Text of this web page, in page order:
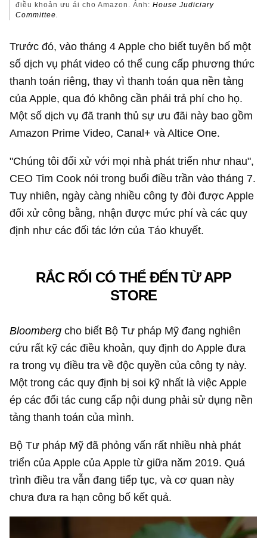
điều khoản ưu ái cho Amazon. Ảnh:House Judiciary
Committee.
Trước đó, vào tháng 4 Apple cho biết tuyên bố một
số dịch vụ phát video có thể cung cấp phương thức
thanh toán riêng, thay vì thanh toán qua nền tảng
của Apple, qua đó không cần phải trả phí cho họ.
Một số dịch vụ đã tranh thủ sự ưu đãi này bao gồm
Amazon Prime Video, Canal+ và Altice One.
"Chúng tôi đối xử với mọi nhà phát triển như nhau",
CEO Tim Cook nói trong buổi điều trần vào tháng 7.
Tuy nhiên, ngày càng nhiều công ty đòi được Apple
đối xử công bằng, nhận được mức phí và các quy
định như các đối tác lớn của Táo khuyết.
RẮC RỐI CÓ THỂ ĐẾN TỪ APP
STORE
Bloomberg cho biết Bộ Tư pháp Mỹ đang nghiên
cứu rất kỹ các điều khoản, quy định do Apple đưa
ra trong vụ điều tra về độc quyền của công ty này.
Một trong các quy định bị soi kỹ nhất là việc Apple
ép các đối tác cung cấp nội dung phải sử dụng nền
tảng thanh toán của mình.
Bộ Tư pháp Mỹ đã phỏng vấn rất nhiều nhà phát
triển của Apple của Apple từ giữa năm 2019. Quá
trình điều tra vẫn đang tiếp tục, và cơ quan này
chưa đưa ra hạn công bố kết quả.